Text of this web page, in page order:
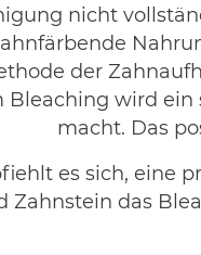
nicht
der
wird ein
macht. Das
es sich, eine
Zahnstein das